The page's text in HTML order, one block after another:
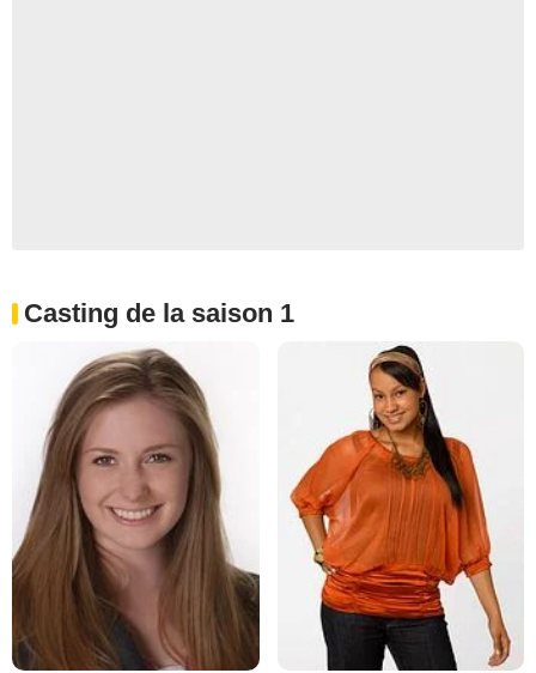
Casting de la saison 1